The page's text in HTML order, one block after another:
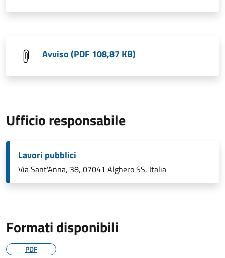
Avviso (PDF 108,87 KB)
Ufficio responsabile
Lavori pubblici
Via Sant'Anna, 38, 07041 Alghero SS, Italia
Formati disponibili
PDF